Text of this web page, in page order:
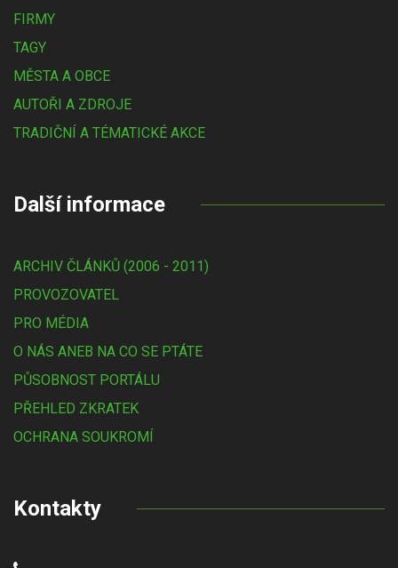
FIRMY
TAGY
MĚSTA A OBCE
AUTOŘI A ZDROJE
TRADIČNÍ A TÉMATICKÉ AKCE
Další informace
ARCHIV ČLÁNKŮ (2006 - 2011)
PROVOZOVATEL
PRO MÉDIA
O NÁS ANEB NA CO SE PTÁTE
PŮSOBNOST PORTÁLU
PŘEHLED ZKRATEK
OCHRANA SOUKROMÍ
Kontakty